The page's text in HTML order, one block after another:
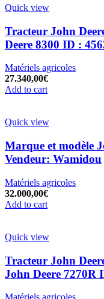
Quick view
Tracteur John
Deere 8300 ID :
Matériels agricoles
27.340,00€
Add to cart
Quick view
Marque et modèle
Vendeur: Wamidou
Matériels agricoles
32.000,00€
Add to cart
Quick view
Tracteur John
John Deere 7270R